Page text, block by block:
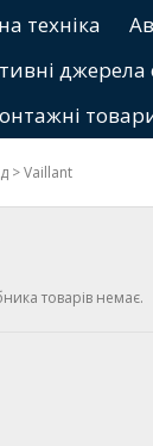
техніка
джерела
>Vaillant
товарів немає.